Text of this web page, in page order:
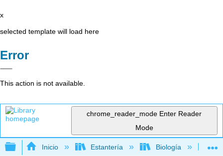
x
selected template will load here
Error
This action is not available.
chrome_reader_mode Enter Reader
Mode
Expandir/contraer jerarquía global
Inicio Estantería Biología